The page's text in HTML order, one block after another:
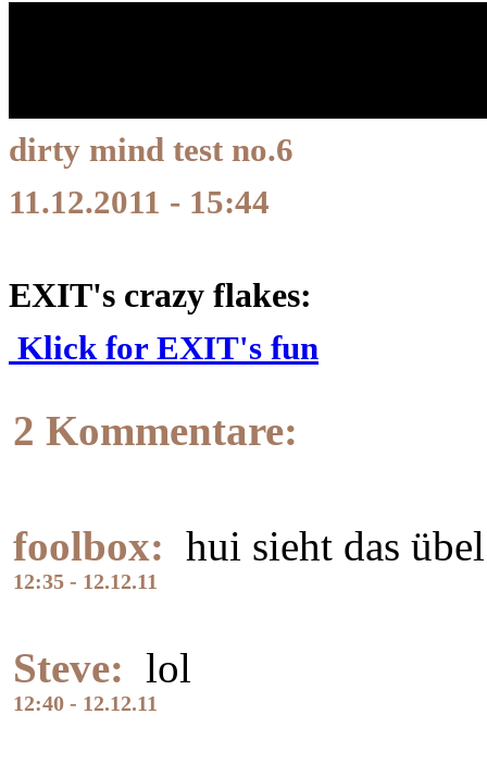
dirty mind test no.6
11.12.2011 - 15:44
Klick for EXIT's fun
EXIT's crazy flakes:
2 Kommentare:
foolbox: hui sieht das
12:35 - 12.12.11
Steve: lol
12:40 - 12.12.11